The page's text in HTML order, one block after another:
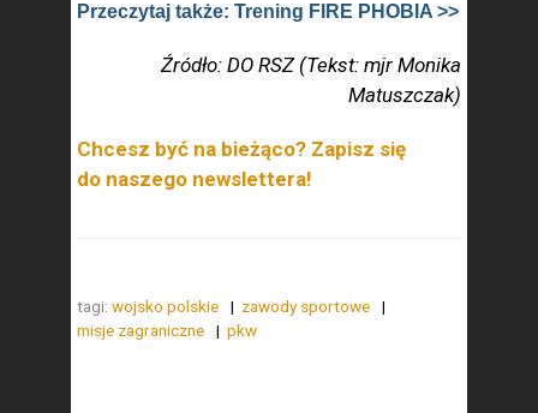
Przeczytaj także: Trening FIRE PHOBIA >>
Źródło: DO RSZ (Tekst: mjr Monika
Matuszczak)
Chcesz być na bieżąco? Zapisz się
do naszego newslettera!
tagi: wojsko polskie
zawody sportowe
misje zagraniczne
pkw